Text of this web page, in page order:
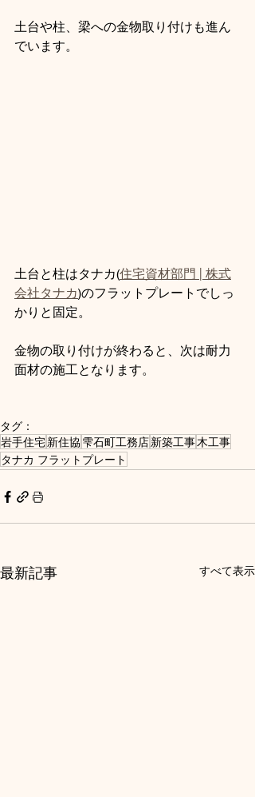
土台や柱、梁への金物取り付けも進ん
でいます。
土台と柱はタナカ(住宅資材部門 | 株式
会社タナカ)のフラットプレートでしっ
かりと固定。
金物の取り付けが終わると、次は耐力
面材の施工となります。
タグ：
岩手住宅新住協 雫石町工務店新築工事木工事
タナカ フラットプレート
最新記事 すべて表示